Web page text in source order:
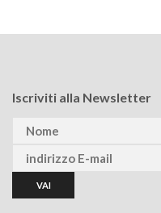
Iscriviti alla Newsletter